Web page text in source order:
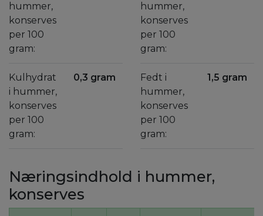
hummer,
konserves
per 100
gram:
Kulhydrat
i hummer,
konserves
per 100
gram:
0,3 gram
hummer,
konserves
per 100
gram:
Fedt i
hummer,
konserves
per 100
gram:
1,5 gram
Næringsindhold i hummer,
konserves